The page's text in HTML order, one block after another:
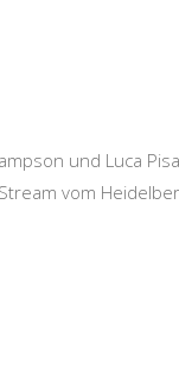
und Luca
vom